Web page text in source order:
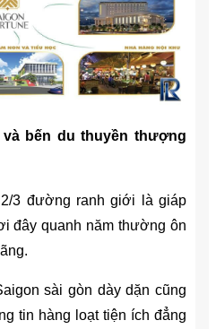
bến du thuyền thượng
3 đường ranh giới là giáp
đây quanh năm thường ôn
sài gòn dày dặn cũng
tin hàng loạt tiện ích đẳng